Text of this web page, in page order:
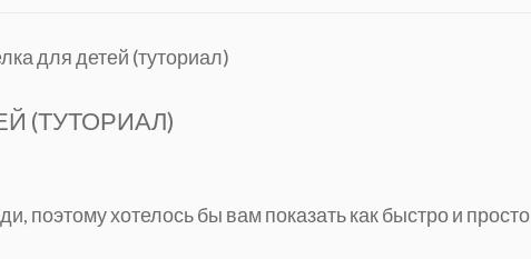
для детей (туториал)
(ТУТОРИАЛ)
поэтому хотелось бы вам показать как быстро и просто